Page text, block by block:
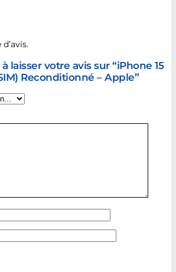
laisser votre avis sur “iPhone 15
Reconditionné – Apple”